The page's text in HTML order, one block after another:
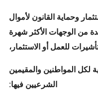
وحماية القانون لأموال
من الوجهات الأكثر شهرة
للعمل أو الاستثمار،
لكل المواطنين والمقيمين
الشرعيين فيها: